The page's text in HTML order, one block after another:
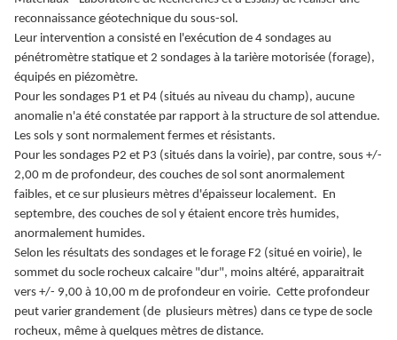
reconnaissance géotechnique du sous-sol.
Leur intervention a consisté en l'exécution de 4 sondages au
pénétromètre statique et 2 sondages à la tarière motorisée (forage),
équipés en piézomètre.
Pour les sondages P1 et P4 (situés au niveau du champ), aucune
anomalie n'a été constatée par rapport à la structure de sol attendue.
Les sols y sont normalement fermes et résistants.
Pour les sondages P2 et P3 (situés dans la voirie), par contre, sous +/-
2,00 m de profondeur, des couches de sol sont anormalement
faibles, et ce sur plusieurs mètres d'épaisseur localement. En
septembre, des couches de sol y étaient encore très humides,
anormalement humides.
Selon les résultats des sondages et le forage F2 (situé en voirie), le
sommet du socle rocheux calcaire "dur", moins altéré, apparaitrait
vers +/- 9,00 à 10,00 m de profondeur en voirie. Cette profondeur
peut varier grandement (de plusieurs mètres) dans ce type de socle
rocheux, même à quelques mètres de distance.